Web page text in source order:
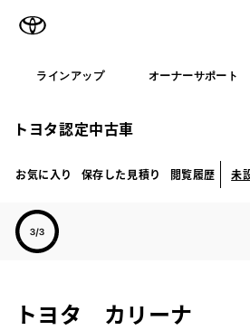
ラインアップ オーナーサポート
トヨタ認定中古車
お気に入り 保存した見積り 閲覧履歴 未
トヨタ カリーナ